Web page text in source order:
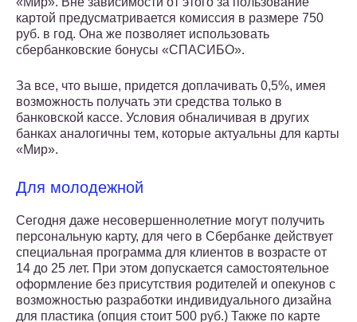
картой предусматривается комиссия в размере 750
руб. в год. Она же позволяет использовать
сбербанковские бонусы «СПАСИБО».
За все, что выше, придется доплачивать 0,5%, имея
возможность получать эти средства только в
банковской кассе. Условия обналичивая в других
банках аналогичны тем, которые актуальны для карты
«Мир».
Для молодежной
Сегодня даже несовершеннолетние могут получить
персональную карту, для чего в Сбербанке действует
специальная программа для клиентов в возрасте от
14 до 25 лет. При этом допускается самостоятельное
оформление без присутствия родителей и опекунов с
возможностью разработки индивидуального дизайна
для пластика (опция стоит 500 руб.) Также по карте